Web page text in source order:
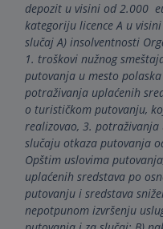
depozit u visini od 2.000
kategoriju licence A u
slučaj A) insolventnosti
1. troškovi nužnog
putovanja u mesto
potraživanja uplaćenih
o turističkom putovanju,
realizovao, 3.
slučaju otkaza putovanja
Opštim uslovima
uplaćenih sredstava po
putovanju i sredstava
nepotpunom izvršenju